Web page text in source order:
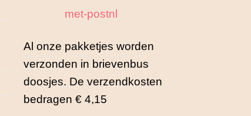
Al onze pakketjes worden
verzonden in brievenbus
doosjes. De verzendkosten
bedragen € 4,15